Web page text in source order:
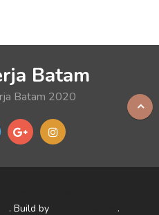
Batam
Batam 2020
. Build by .